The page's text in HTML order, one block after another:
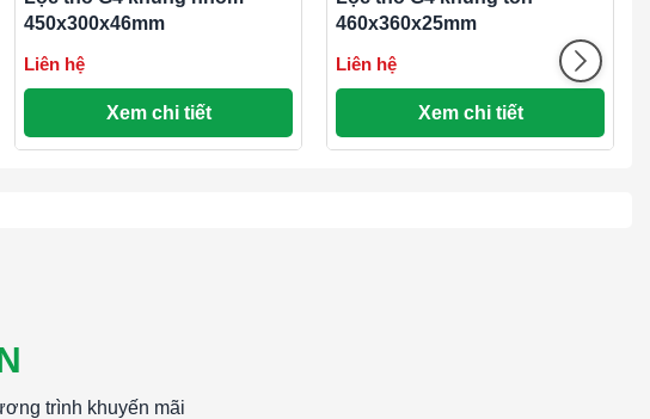
450x300x46mm
Liên hệ
Xem chi tiết
460x360x25mm
Liên hệ
Xem chi tiết
trình khuyến mãi